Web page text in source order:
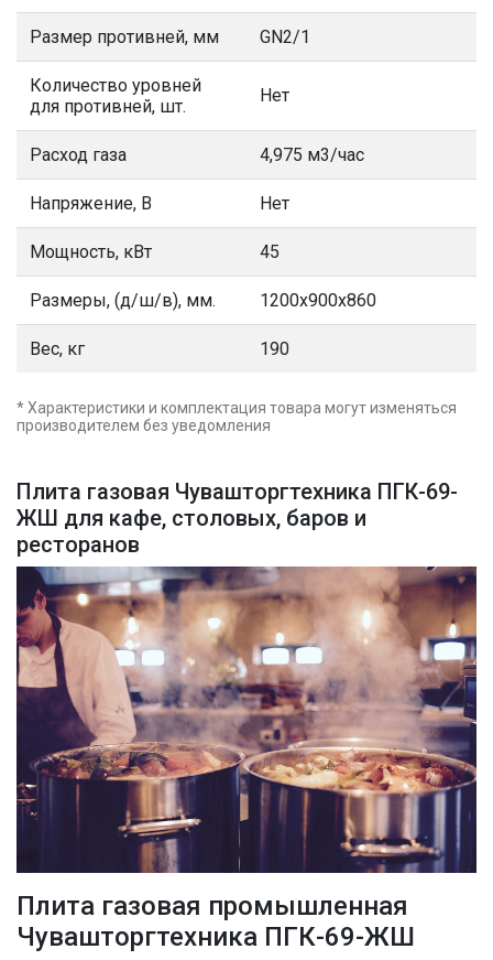
Плита газовая Чувашторгтехника ПГК-69-
ЖШ для кафе, столовых, баров и
ресторанов
Плита газовая промышленная
Чувашторгтехника ПГК-69-ЖШ
Размер противней, мм GN2/1
Количество уровней
для противней, шт.
Нет
Расход газа 4,975 м3/час
Напряжение, В Нет
Мощность, кВт 45
Размеры, (д/ш/в), мм. 1200х900х860
Вес, кг 190
* Характеристики и комплектация товара могут изменяться
производителем без уведомления